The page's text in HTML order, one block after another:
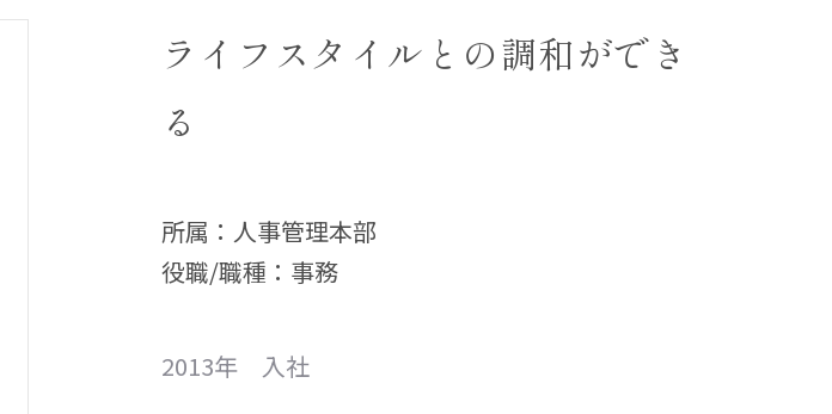
ライフスタイルとの調和ができ
る
所属：人事管理本部
役職/職種：事務
2013年 入社